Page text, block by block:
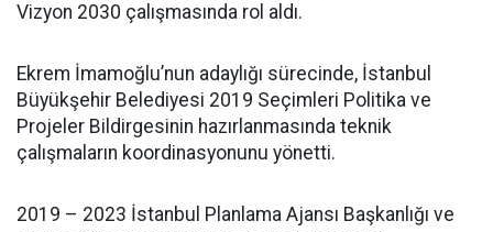
Vizyon 2030 çalışmasında rol aldı.
Ekrem İmamoğlu’nun adaylığı sürecinde, İstanbul
Büyükşehir Belediyesi 2019 Seçimleri Politika ve
Projeler Bildirgesinin hazırlanmasında teknik
çalışmaların koordinasyonunu yönetti.
2019 – 2023 İstanbul Planlama Ajansı Başkanlığı ve